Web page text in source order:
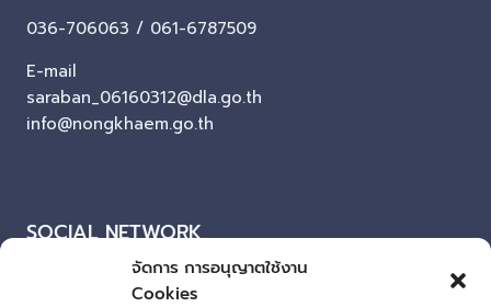
จัดการ การอนุญาตใช้งาน
Cookies
036-706063 / 061-6787509
E-mail
saraban_06160312@dla.go.th
info@nongkhaem.go.th
SOCIAL NETWORK
Facebook